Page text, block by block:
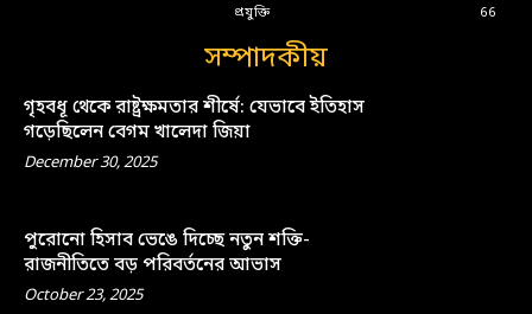
প্রযুক্তি
66
সম্পাদকীয়
গৃহবধূ থেকে রাষ্ট্রক্ষমতার শীর্ষে: যেভাবে ইতিহাস
গড়েছিলেন বেগম খালেদা জিয়া
December 30, 2025
পুরোনো হিসাব ভেঙে দিচ্ছে নতুন শক্তি-
রাজনীতিতে বড় পরিবর্তনের আভাস
October 23, 2025